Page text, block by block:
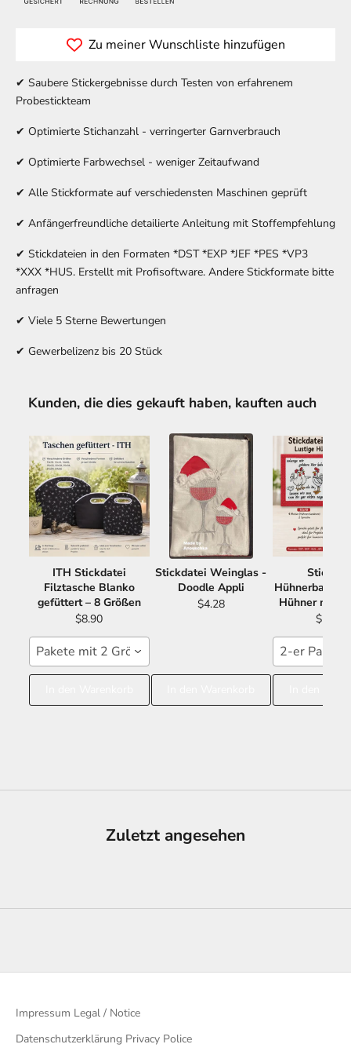
Zu meiner Wunschliste hinzufügen
✔ Saubere Stickergebnisse durch Testen von erfahrenem
Probestickteam
✔ Optimierte Stichanzahl - verringerter Garnverbrauch
✔ Optimierte Farbwechsel - weniger Zeitaufwand
✔ Alle Stickformate auf verschiedensten Maschinen geprüft
✔ Anfängerfreundliche detailierte Anleitung mit Stoffempfehlung
✔ Stickdateien in den Formaten *DST *EXP *JEF *PES *VP3
*XXX *HUS. Erstellt mit Profisoftware. Andere Stickformate bitte
anfragen
✔ Viele 5 Sterne Bewertungen
✔ Gewerbelizenz bis 20 Stück
Kunden, die dies gekauft haben, kauften auch
ITH Stickdatei
Filztasche Blanko
gefüttert – 8 Größen
$8.90
Pakete mit 2 Größen 15x24 16x26
Stickdatei Weinglas -
Doodle Appli
$4.28
Hühnerbande
Hühner mit
$11.21
2-er Paket
Zuletzt angesehen
Impressum Legal / Notice
Datenschutzerklärung Privacy Police